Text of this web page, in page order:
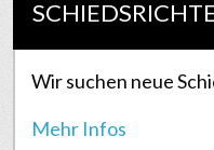
Wir suchen neue
Mehr Infos